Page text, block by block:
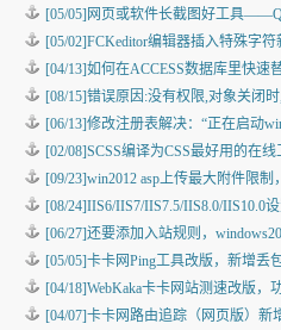
[05/05] 网页或软件长截图好工具
[05/02]FCKeditor编辑器插入特殊字
[04/13]如何在ACCESS数据库里快速
[08/15]错误原因:没有权限,对象关闭
[06/13]修改注册表解决：“正在启动
[02/08]SCSS编译为CSS最好用的在线
[09/23]win2012 asp上传最大附件限
[08/24]IIS6/IIS7/IIS7.5/IIS8.0/IIS10.0
[06/27]还要添加入站规则，
[05/05]卡卡网Ping工具改版，新增丢
[04/18]WebKaka卡卡网站测速改版，
[04/07]卡卡网路由追踪（网页版）新